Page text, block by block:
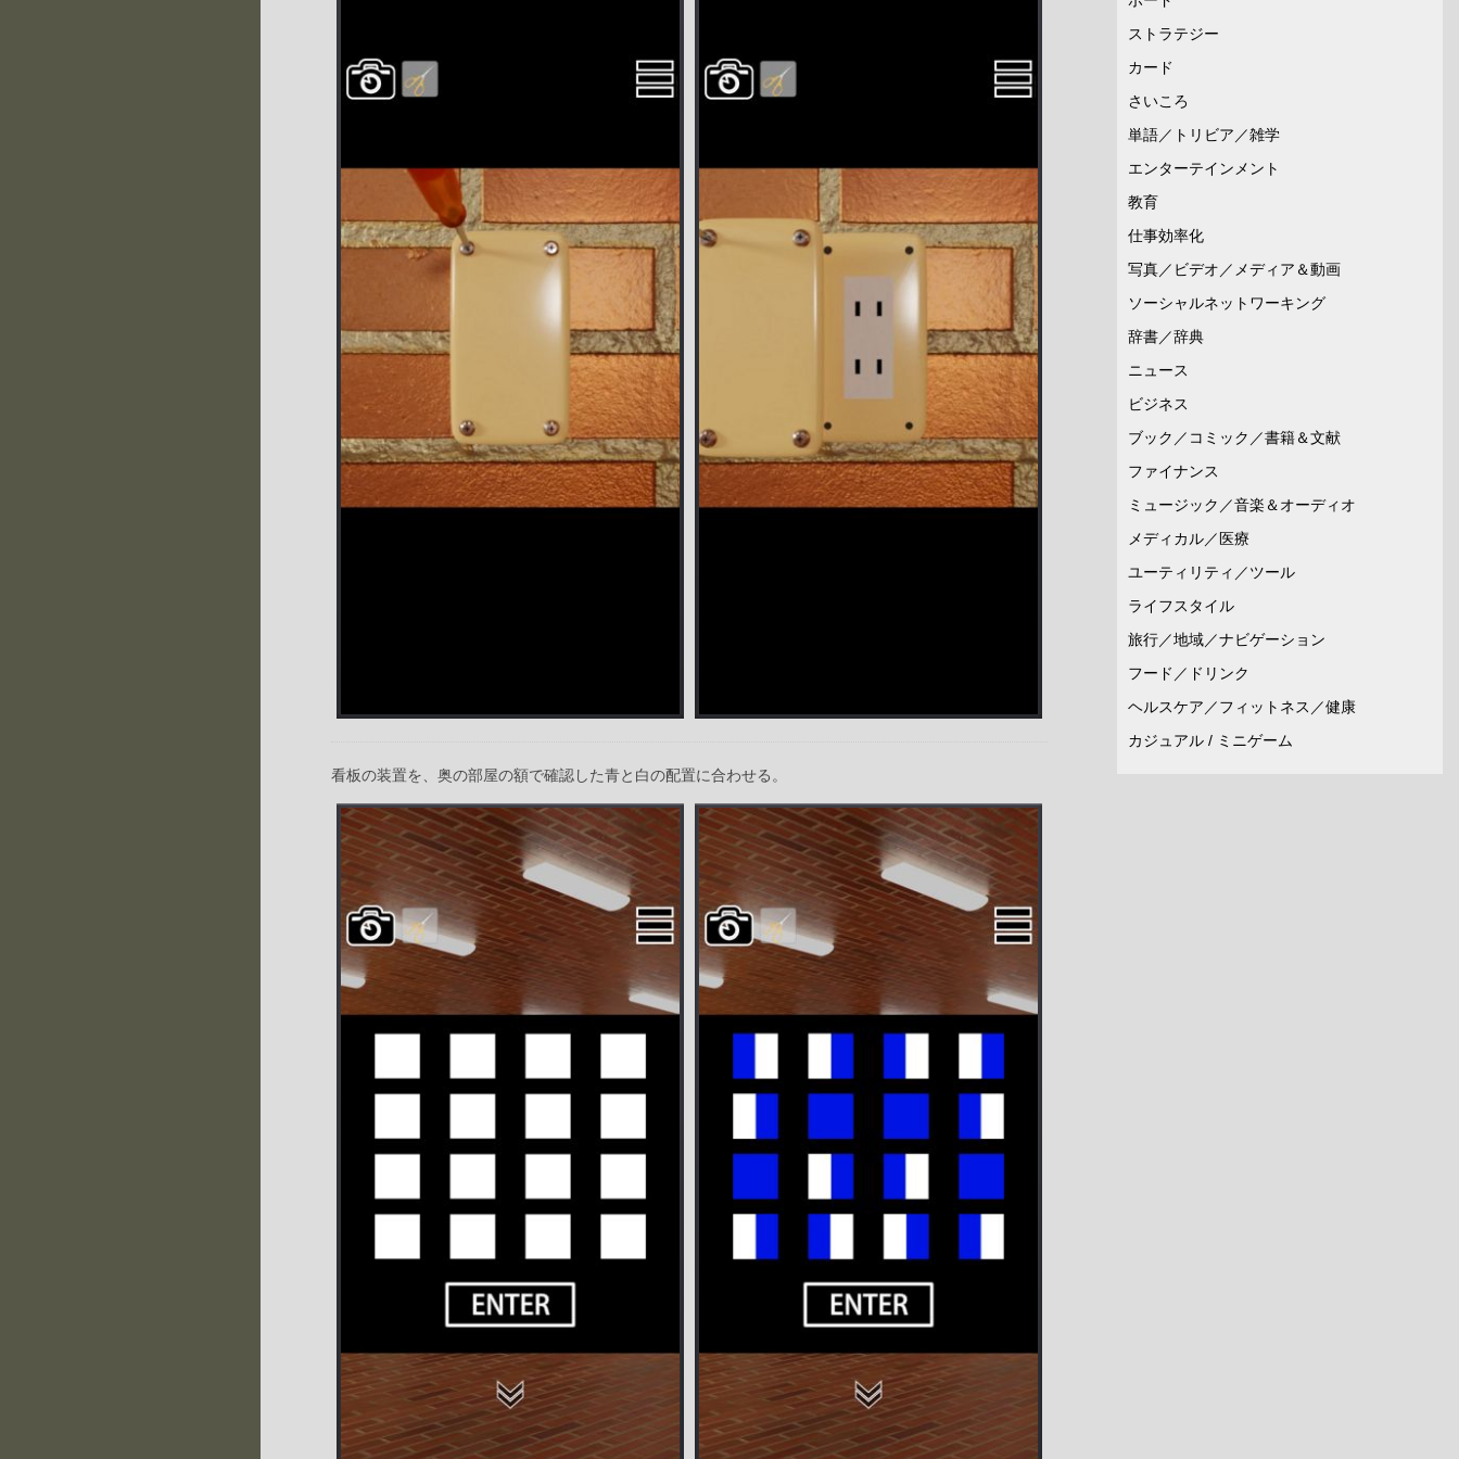
看板の装置を、奥の部屋の額で確認した青と白の配置に合わせる。
ストラテジー
カード
さいころ
単語／トリビア／雑学
エンターテインメント
教育
仕事効率化
写真／ビデオ／メディア＆動画
ソーシャルネットワーキング
辞書／辞典
ニュース
ビジネス
ブック／コミック／書籍＆文献
ファイナンス
ミュージック／音楽＆オーディオ
メディカル／医療
ユーティリティ／ツール
ライフスタイル
旅行／地域／ナビゲーション
フード／ドリンク
ヘルスケア／フィットネス／健康
カジュアル / ミニゲーム